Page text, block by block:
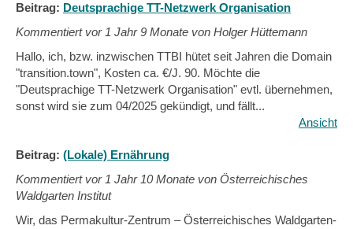
Beitrag: Deutsprachige TT-Netzwerk Organisation
Kommentiert vor 1 Jahr 9 Monate von Holger Hüttemann
Hallo, ich, bzw. inzwischen TTBI hütet seit Jahren die Domain
"transition.town", Kosten ca. €/J. 90. Möchte die
"Deutsprachige TT-Netzwerk Organisation" evtl. übernehmen,
sonst wird sie zum 04/2025 gekündigt, und fällt...
Ansicht
Beitrag: (Lokale) Ernährung
Kommentiert vor 1 Jahr 10 Monate von Österreichisches
Waldgarten Institut
Wir, das Permakultur-Zentrum – Österreichisches Waldgarten-